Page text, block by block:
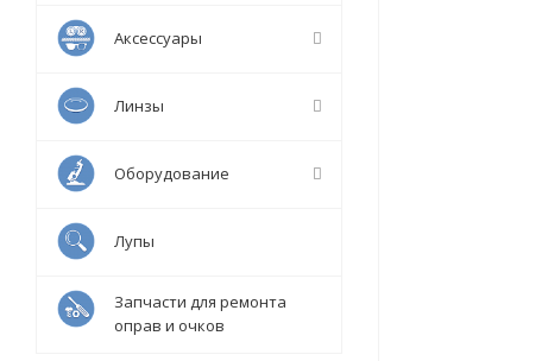
Аксессуары
Линзы
Оборудование
Лупы
Запчасти для ремонта
оправ и очков